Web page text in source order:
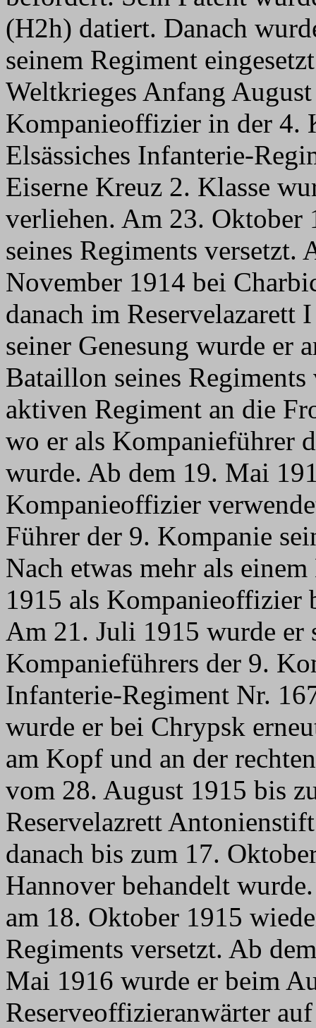
(H2h) datiert. Danach
seinem Regiment
Weltkrieges Anfang
Kompanieoffizier in der 4.
Elsässiches Infanterie-
Eiserne Kreuz 2. Klasse
verliehen. Am 23. Oktober
seines Regiments
November 1914 bei
danach im Reservelazarett
seiner Genesung wurde er
Bataillon seines
aktiven Regiment an die
wo er als Kompanieführer
wurde. Ab dem 19. Mai
Kompanieoffizier
Führer der 9. Kompanie
Nach etwas mehr als
1915 als Kompanieoffizier
Am 21. Juli 1915 wurde er
Kompanieführers der 9.
Infanterie-Regiment Nr.
wurde er bei Chrypsk
am Kopf und an der
vom 28. August 1915 bis
Reservelazrett
danach bis zum 17.
Hannover behandelt
am 18. Oktober 1915
Regiments versetzt. Ab
Mai 1916 wurde er beim
Reserveoffizieranwärter